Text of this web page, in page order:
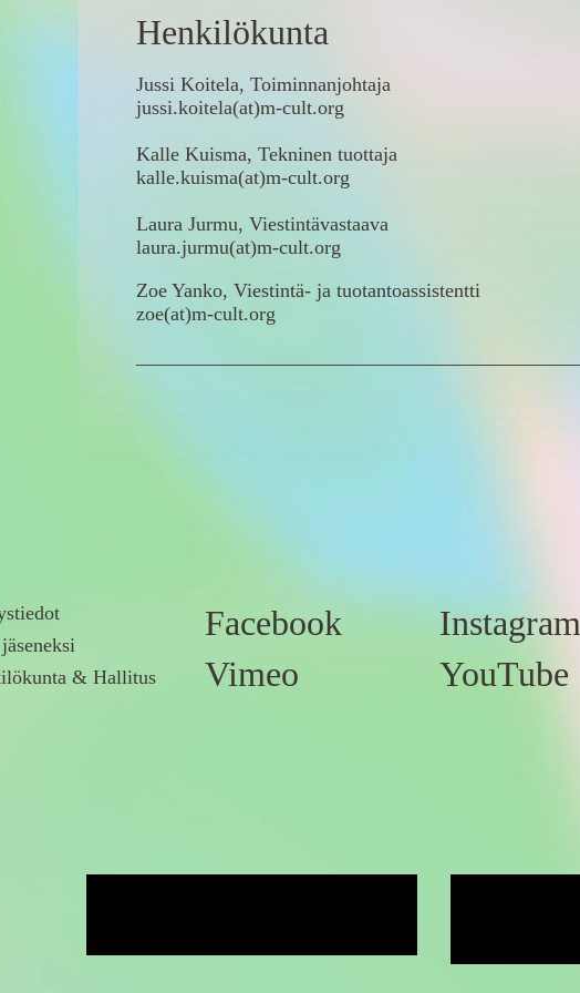
Henkilökunta
Jussi Koitela, Toiminnanjohtaja
jussi.koitela(at)m-cult.org
Kalle Kuisma, Tekninen tuottaja
kalle.kuisma(at)m-cult.org
Laura Jurmu, Viestintävastaava
laura.jurmu(at)m-cult.org
Zoe Yanko, Viestintä- ja tuotantoassistentti
zoe(at)m-cult.org
& Hallitus
Facebook
Instagram
Vimeo
YouTube